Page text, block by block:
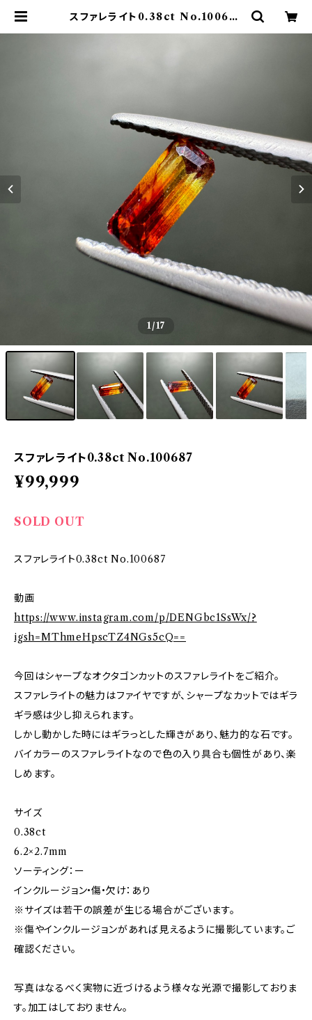
スファレライト0.38ct No.100687
1/17
スファレライト0.38ct No.100687
¥99,999
SOLD OUT
スファレライト0.38ct No.100687
動画
https://www.instagram.com/p/DENGbc1SsWx/?
igsh=MThmeHpscTZ4NGs5cQ==
今回はシャープなオクタゴンカットのスファレライトをご紹介。
スファレライトの魅力はファイヤですが、シャープなカットではギラ
ギラ感は少し抑えられます。
しかし動かした時にはギラっとした輝きがあり、魅力的な石です。
バイカラーのスファレライトなので色の入り具合も個性があり、楽
しめます。
サイズ
0.38ct
6.2×2.7mm
ソーティング：ー
インクルージョン•傷•欠け：あり
※サイズは若干の誤差が生じる場合がございます。
※傷やインクルージョンがあれば見えるように撮影しています。ご
確認ください。
写真はなるべく実物に近づけるよう様々な光源で撮影しておりま
す。加工はしておりません。